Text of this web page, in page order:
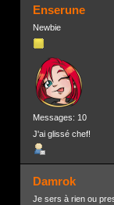
Enserune
Newbie
Messages: 10
J'ai glissé chef!
Damrok
Je sers à rien ou